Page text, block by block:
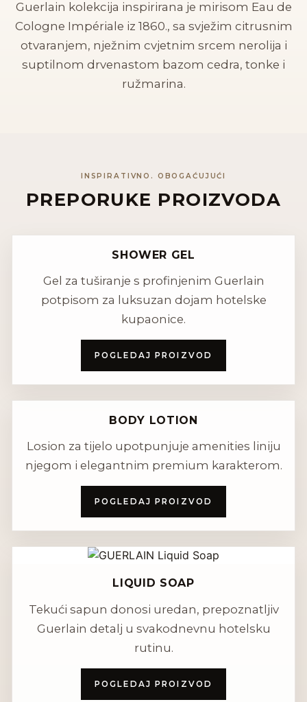
Guerlain kolekcija inspirirana je mirisom Eau de
Cologne Impériale iz 1860., sa svježim citrusnim
otvaranjem, nježnim cvjetnim srcem nerolija i
suptilnom drvenastom bazom cedra, tonke i
ružmarina.
INSPIRATIVNO. OBOGAĆUJUĆI
PREPORUKE PROIZVODA
SHOWER GEL
Gel za tuširanje s profinjenim Guerlain
potpisom za luksuzan dojam hotelske
kupaonice.
POGLEDAJ PROIZVOD
BODY LOTION
Losion za tijelo upotpunjuje amenities liniju
njegom i elegantnim premium karakterom.
POGLEDAJ PROIZVOD
LIQUID SOAP
Tekući sapun donosi uredan, prepoznatljiv
Guerlain detalj u svakodnevnu hotelsku
rutinu.
POGLEDAJ PROIZVOD